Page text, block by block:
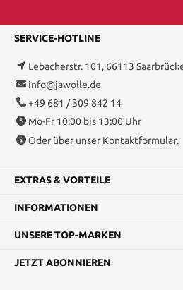
SERVICE-HOTLINE
Lebacherstr. 101, 66113
info@jawolle.de
+49 681 / 309 842 14
Mo-Fr 10:00 bis 13:00 Uhr
Oder über unser Kontaktformular.
EXTRAS & VORTEILE
INFORMATIONEN
UNSERE TOP-MARKEN
JETZT ABONNIEREN